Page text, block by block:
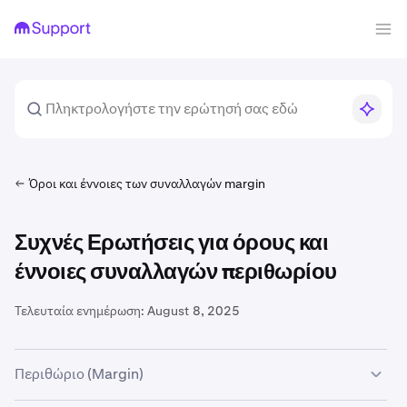
Όροι και έννοιες των συναλλαγών margin
Συχνές Ερωτήσεις για όρους και
έννοιες συναλλαγών περιθωρίου
Τελευταία ενημέρωση: August 8, 2025
Περιθώριο (Margin)